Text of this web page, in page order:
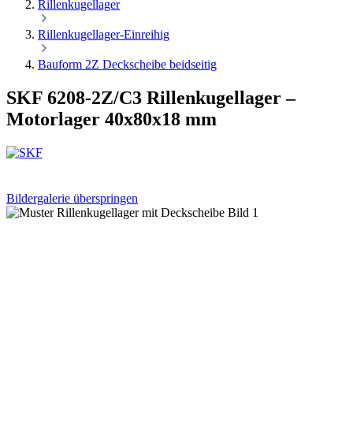
Rillenkugellager
Rillenkugellager-Einreihig
Bauform 2Z Deckscheibe beidseitig
SKF 6208-2Z/C3 Rillenkugellager –
Motorlager 40x80x18 mm
Bildergalerie überspringen